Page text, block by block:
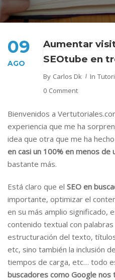
09
AGO
Aumentar
SEOtube en
By Carlos Dk In
0 Comment
Bienvenidos a
experiencia que me ha
idea que otra que me ha hecho
en casi un 100% en menos de
bastante más.
Está claro que el SEO en
importante, optimizar el
en su más amplio significado,
contenido textual con
estructuración del texto,
etc, sino también la inclusión
tiempos de carga, etc… todo
buscadores como Google nos